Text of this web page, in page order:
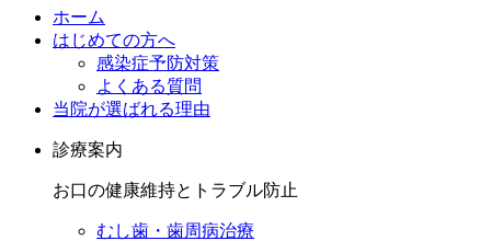
ホーム
はじめての方へ
感染症予防対策
よくある質問
当院が選ばれる理由
診療案内
お口の健康維持とトラブル防止
むし歯・歯周病治療